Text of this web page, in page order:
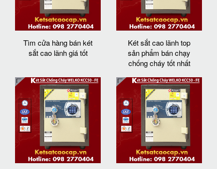
Tìm cửa hàng bán két
sắt cao lãnh giá tốt
Két sắt cao lãnh top
sản phẩm bán chạy
chống cháy tốt nhất